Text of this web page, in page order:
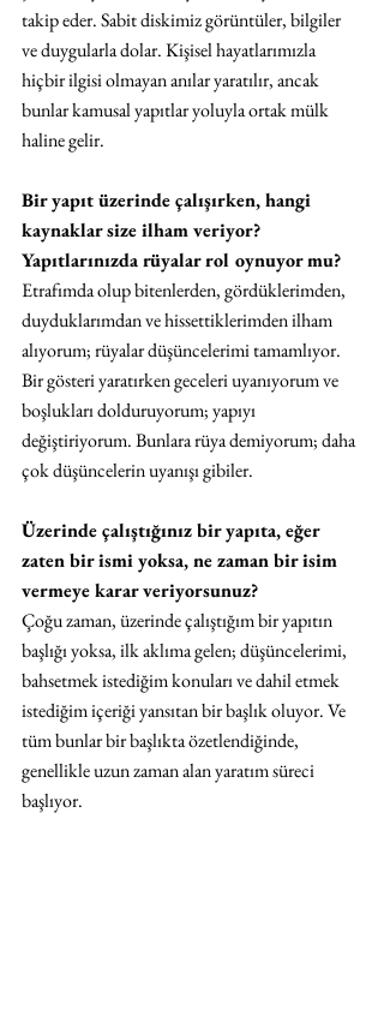
takip eder. Sabit diskimiz görüntüler, bilgiler
ve duygularla dolar. Kişisel hayatlarımızla
hiçbir ilgisi olmayan anılar yaratılır, ancak
bunlar kamusal yapıtlar yoluyla ortak mülk
haline gelir.
Bir yapıt üzerinde çalışırken, hangi
kaynaklar size ilham veriyor?
Yapıtlarınızda rüyalar rol oynuyor mu?
Etrafımda olup bitenlerden, gördüklerimden,
duyduklarımdan ve hissettiklerimden ilham
alıyorum; rüyalar düşüncelerimi tamamlıyor.
Bir gösteri yaratırken geceleri uyanıyorum ve
boşlukları dolduruyorum; yapıyı
değiştiriyorum. Bunlara rüya demiyorum; daha
çok düşüncelerin uyanışı gibiler.
Üzerinde çalıştığınız bir yapıta, eğer
zaten bir ismi yoksa, ne zaman bir isim
vermeye karar veriyorsunuz?
Çoğu zaman, üzerinde çalıştığım bir yapıtın
başlığı yoksa, ilk aklıma gelen; düşüncelerimi,
bahsetmek istediğim konuları ve dahil etmek
istediğim içeriği yansıtan bir başlık oluyor. Ve
tüm bunlar bir başlıkta özetlendiğinde,
genellikle uzun zaman alan yaratım süreci
başlıyor.